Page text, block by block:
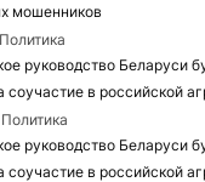
мошенников
Политика
руководство Беларуси
соучастие в российской
Политика
руководство Беларуси
соучастие в российской